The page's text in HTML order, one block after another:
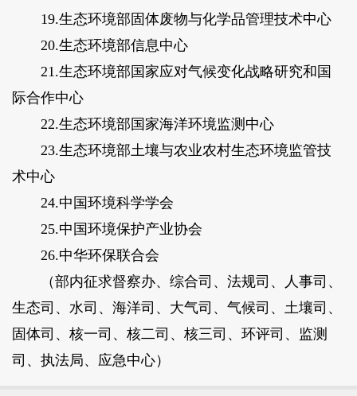
19.生态环境部固体废物与化学品管理技术中心
20.生态环境部信息中心
21.生态环境部国家应对气候变化战略研究和国
际合作中心
22.生态环境部国家海洋环境监测中心
23.生态环境部土壤与农业农村生态环境监管技
术中心
24.中国环境科学学会
25.中国环境保护产业协会
26.中华环保联合会
（部内征求督察办、综合司、法规司、人事司、
生态司、水司、海洋司、大气司、气候司、土壤司、
固体司、核一司、核二司、核三司、环评司、监测
司、执法局、应急中心）